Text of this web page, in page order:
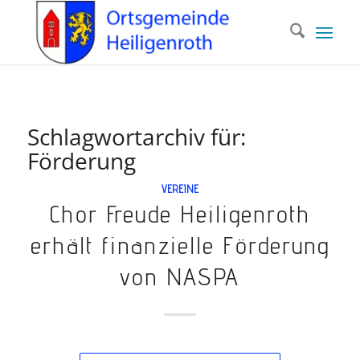
Schlagwortarchiv für:
Förderung
VEREINE
Chor Freude Heiligenroth
erhält finanzielle Förderung
von NASPA